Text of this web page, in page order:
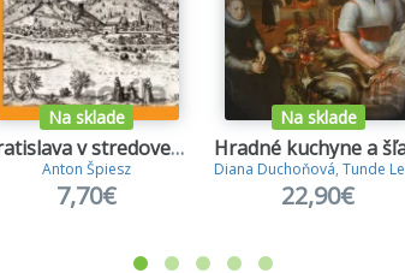
Na sklade
Bratislava v stredoveku
Anton Špiesz
7,70€
Na sklade
Diana Duchoňová, Tunde Lengyelová
22,90€